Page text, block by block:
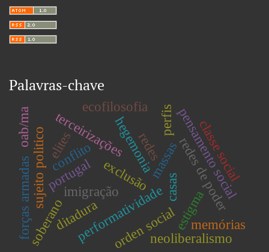
Palavras-chave
portugal
imigraçãoexclusão casas
conflito
estigma
redes de poder
performatividade
massaspensamento social
sujeito politico
orden social
soberano
classe social
hegemonia
neoliberalismo
terceirizações
ecofilosofia
ditadura
forças armadas memórias
elites redes
oab/ma perfis